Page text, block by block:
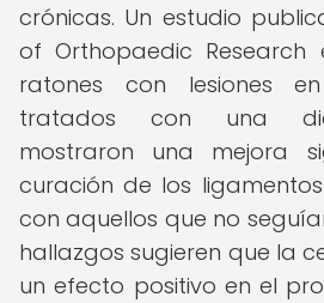
crónicas. Un estudio
of Orthopaedic Research
ratones con lesiones
tratados con una
mostraron una mejora
curación de los
con aquellos que no
hallazgos sugieren que la
un efecto positivo en el